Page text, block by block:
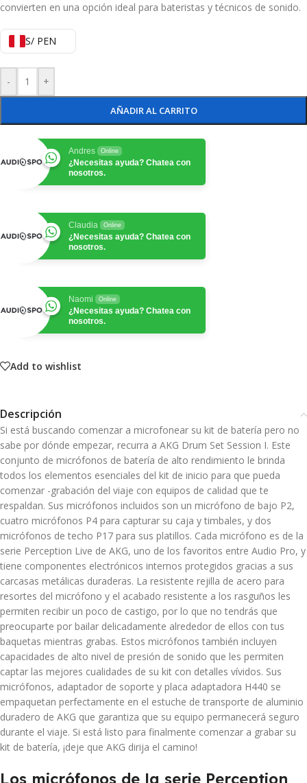
convierten en una opción ideal para bateristas y técnicos de sonido.
S/ PEN
- +
AÑADIR AL CARRITO
Andres Online
¿Necesitas ayuda? Chatea con
nosotros.
Claudia Online
¿Necesitas ayuda? Chatea con
nosotros.
Naomi Online
¿Necesitas ayuda? Chatea con
nosotros.
Add to wishlist
Descripción
Si está buscando comenzar a microfonear su kit de batería pero no
sabe por dónde empezar, recurra a AKG Drum Set Session I. Este
conjunto de micrófonos de batería de alto rendimiento le brinda
todos los elementos esenciales del kit de inicio para que pueda
comenzar -grabación del viaje con equipos de calidad que te
respaldan. Sus micrófonos incluidos son un micrófono de bajo P2,
cuatro micrófonos P4 para capturar su caja y timbales, y dos
micrófonos de techo P17 para sus platillos. Cada micrófono es de la
serie Perception Live de AKG, uno de los favoritos entre Audio Pro, y
tiene componentes electrónicos internos protegidos gracias a sus
carcasas metálicas duraderas. La resistente rejilla de acero para
resortes del micrófono y el acabado resistente a los rasguños les
permiten recibir un poco de castigo, por lo que no tendrás que
preocuparte por bailar delicadamente alrededor de ellos con tus
baquetas mientras grabas. Estos micrófonos también incluyen
capacidades de alto nivel de presión de sonido que les permiten
captar las mejores cualidades de su kit con detalles vívidos. Sus
micrófonos, adaptador de soporte y placa adaptadora H440 se
empaquetan perfectamente en el estuche de transporte de aluminio
duradero de AKG que garantiza que su equipo permanecerá seguro
durante el viaje. Si está listo para finalmente comenzar a grabar su
kit de batería, ¡deje que AKG dirija el camino!
Los micrófonos de la serie Perception